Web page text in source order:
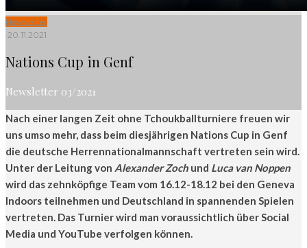
Newsletter
·20.11.2021
Nations Cup in Genf
Newsletter 03/2021
Nach einer langen Zeit ohne Tchoukballturniere freuen wir
uns umso mehr, dass beim diesjährigen Nations Cup in Genf
die deutsche Herrennationalmannschaft vertreten sein wird.
Unter der Leitung von Alexander Zoch und Luca van Noppen
wird das zehnköpfige Team vom 16.12-18.12 bei den Geneva
Indoors teilnehmen und Deutschland in spannenden Spielen
vertreten. Das Turnier wird man voraussichtlich über Social
Media und YouTube verfolgen können.